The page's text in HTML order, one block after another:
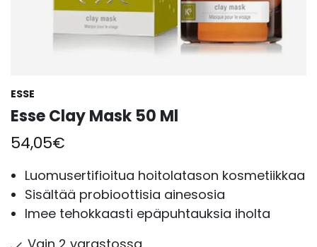
ESSE
Esse Clay Mask 50 Ml
54,05€
Luomusertifioitua hoitolatason kosmetiikkaa
Sisältää probioottisia ainesosia
Imee tehokkaasti epäpuhtauksia iholta